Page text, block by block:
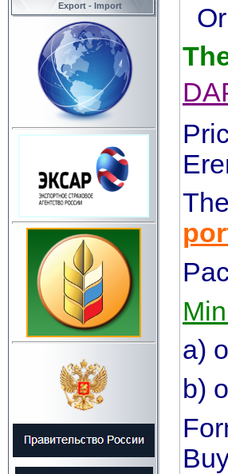
Export - Import
a)
b)